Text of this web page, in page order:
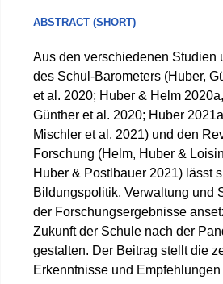
ABSTRACT (SHORT)
Aus den verschiedenen Studien
des Schul-Barometers (Huber,
et al. 2020; Huber & Helm
Günther et al. 2020; Huber
Mischler et al. 2021) und den
Forschung (Helm, Huber &
Huber & Postlbauer 2021) lässt
Bildungspolitik, Verwaltung und
der Forschungsergebnisse
Zukunft der Schule nach der
gestalten. Der Beitrag stellt die
Erkenntnisse und Empfehlungen